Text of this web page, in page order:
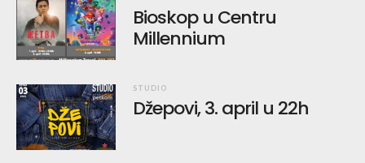
Bioskop u Centru
Millennium
STUDIO
Džepovi, 3. april u 22h